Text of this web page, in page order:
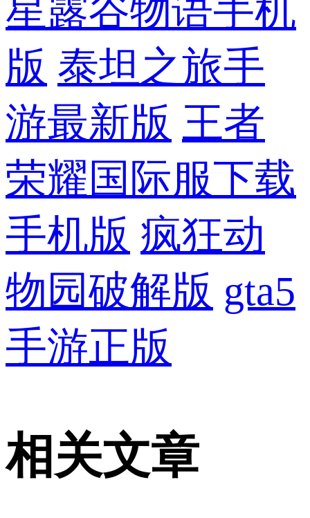
星露谷物语手机
版 泰坦之旅手
游最新版 王者
荣耀国际服下载
手机版 疯狂动
物园破解版 gta5
手游正版
相关文章